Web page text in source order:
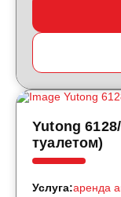
Yutong
туалетом)
Услуга:аренда